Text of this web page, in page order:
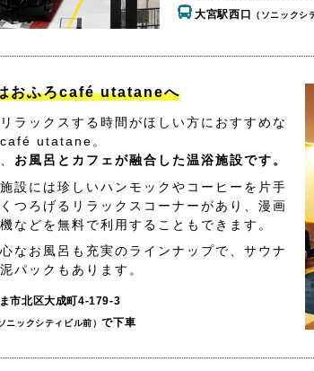
大宮駅西口
（ソニックシ
おふろcafé utataneへ
ラックスする時間がほしい方におすすめな
utatane。
お風呂とカフェが融合した温浴施設です。
設には珍しいハンモックやコーヒーを片手
つろげるリラックスコーナーがあり、漫画
などを無料で利用することもできます。
なお風呂も充実のラインナップで、サウナ
パックもあります。
市北区大成町4-179-3
ソニックシティビル前）で下車